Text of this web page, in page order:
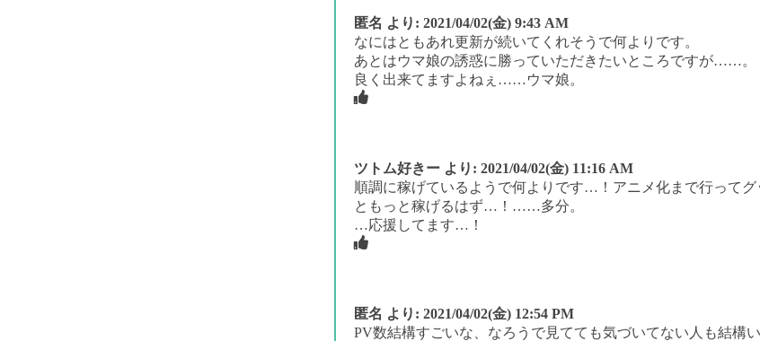
匿名 より: 2021/04/02(金) 9:43 AM
なにはともあれ更新が続いてくれそうで何よりです。
あとはウマ娘の誘惑に勝っていただきたいところですが……。
良く出来てますよねぇ……ウマ娘。
ツトム好きー より: 2021/04/02(金) 11:16 AM
順調に稼げているようで何よりです…！アニメ化まで行ってグ
ともっと稼げるはず…！……多分。
…応援してます…！
匿名 より: 2021/04/02(金) 12:54 PM
PV数結構すごいな、なろうで見てても気づいてない人も結構